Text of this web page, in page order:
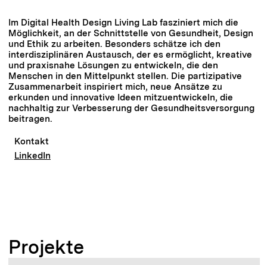
Im Digital Health Design Living Lab fasziniert mich die
Möglichkeit, an der Schnittstelle von Gesundheit, Design
und Ethik zu arbeiten. Besonders schätze ich den
interdisziplinären Austausch, der es ermöglicht, kreative
und praxisnahe Lösungen zu entwickeln, die den
Menschen in den Mittelpunkt stellen. Die partizipative
Zusammenarbeit inspiriert mich, neue Ansätze zu
erkunden und innovative Ideen mitzuentwickeln, die
nachhaltig zur Verbesserung der Gesundheitsversorgung
beitragen.
Kontakt
LinkedIn
Projekte